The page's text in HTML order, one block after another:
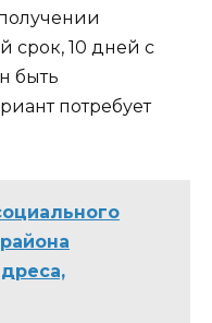
срок, 10 дней с
быть
потребует